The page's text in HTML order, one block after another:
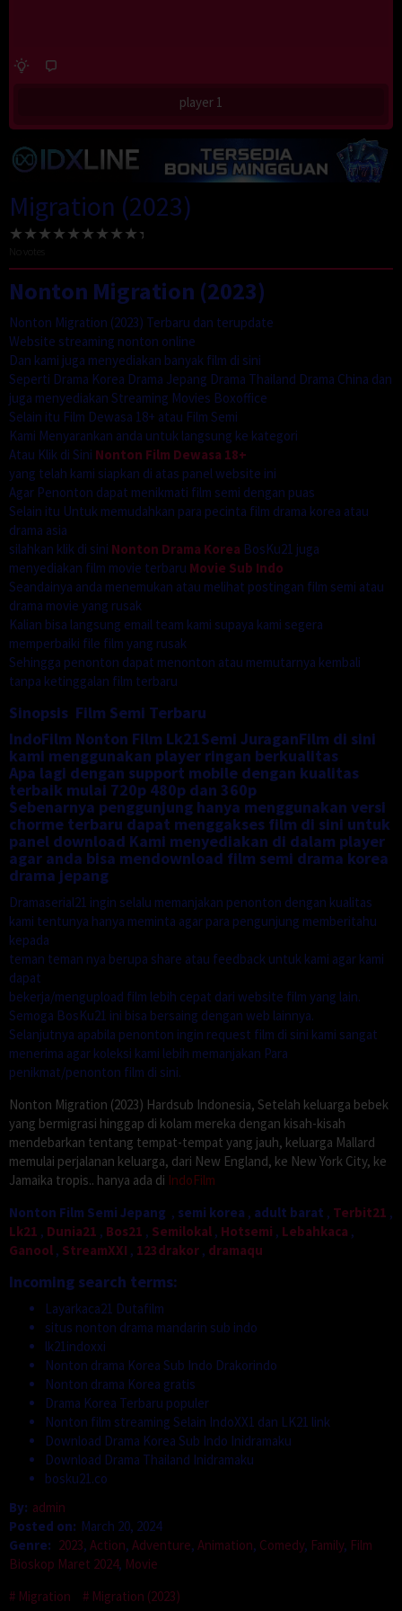
player 1
Migration (2023)
Nonton Migration (2023)
Nonton Migration (2023) Terbaru dan terupdate
Website streaming nonton online
Dan kami juga menyediakan banyak film di sini
Seperti Drama Korea Drama Jepang Drama Thailand Drama China dan
juga menyediakan Streaming Movies Boxoffice
Selain itu Film Dewasa 18+ atau Film Semi
Kami Menyarankan anda untuk langsung ke kategori
Atau Klik di Sini Nonton Film Dewasa 18+
yang telah kami siapkan di atas panel website ini
Agar Penonton dapat menikmati film semi dengan puas
Selain itu Untuk memudahkan para pecinta film drama korea atau
drama asia
silahkan klik di sini Nonton Drama Korea BosKu21 juga
menyediakan film movie terbaru Movie Sub Indo
Seandainya anda menemukan atau melihat postingan film semi atau
drama movie yang rusak
Kalian bisa langsung email team kami supaya kami segera
memperbaiki file film yang rusak
Sehingga penonton dapat menonton atau memutarnya kembali
tanpa ketinggalan film terbaru
Sinopsis Film Semi Terbaru
IndoFilm Nonton Film Lk21Semi JuraganFilm di sini
kami menggunakan player ringan berkualitas
Apa lagi dengan support mobile dengan kualitas
terbaik mulai 720p 480p dan 360p
Sebenarnya penggunjung hanya menggunakan versi
chorme terbaru dapat menggakses film di sini untuk
panel download Kami menyediakan di dalam player
agar anda bisa mendownload film semi drama korea
drama jepang
Dramaserial21 ingin selalu memanjakan penonton dengan kualitas
kami tentunya hanya meminta agar para pengunjung memberitahu
kepada
teman teman nya berupa share atau feedback untuk kami agar kami
dapat
bekerja/mengupload film lebih cepat dari website film yang lain.
Semoga BosKu21 ini bisa bersaing dengan web lainnya.
Selanjutnya apabila penonton ingin request film di sini kami sangat
menerima agar koleksi kami lebih memanjakan Para
penikmat/penonton film di sini.
Nonton Migration (2023) Hardsub Indonesia, Setelah keluarga bebek
yang bermigrasi hinggap di kolam mereka dengan kisah-kisah
mendebarkan tentang tempat-tempat yang jauh, keluarga Mallard
memulai perjalanan keluarga, dari New England, ke New York City, ke
Jamaika tropis.. hanya ada di IndoFilm
Nonton Film Semi Jepang , semi korea , adult barat , Terbit21 ,
Lk21 , Dunia21 , Bos21 , Semilokal , Hotsemi , Lebahkaca ,
Ganool , StreamXXI , 123drakor , dramaqu
Incoming search terms:
Layarkaca21 Dutafilm
situs nonton drama mandarin sub indo
lk21indoxxi
Nonton drama Korea Sub Indo Drakorindo
Nonton drama Korea gratis
Drama Korea Terbaru populer
Nonton film streaming Selain IndoXX1 dan LK21 link
Download Drama Korea Sub Indo Inidramaku
Download Drama Thailand Inidramaku
bosku21.co
By: admin
Posted on: March 20, 2024
Genre: 2023, Action, Adventure, Animation, Comedy, Family, Film
Bioskop Maret 2024, Movie
Migration
Migration (2023)